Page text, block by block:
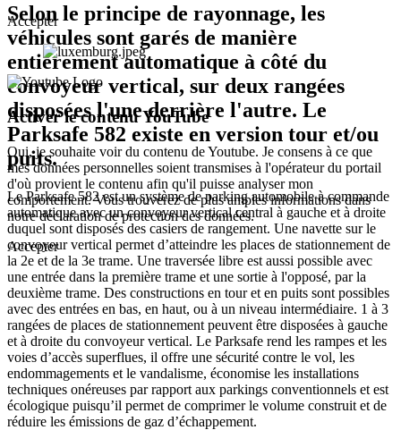
Accepter
Activer le contenu YouTube
Oui, je souhaite voir du contenu de Youtube. Je consens à ce que
mes données personnelles soient transmises à l'opérateur du portail
d'où provient le contenu afin qu'il puisse analyser mon
comportement. Vous trouverez de plus amples informations dans
notre déclaration de protection des données.
Accepter
Selon le principe de rayonnage, les
véhicules sont garés de manière
entièrement automatique à côté du
convoyeur vertical, sur deux rangées
disposées l'une derrière l'autre. Le
Parksafe 582 existe en version tour et/ou
puits.
Le Parksafe 582 est un système de parking automobile à commande
automatique avec un convoyeur vertical central à gauche et à droite
duquel sont disposés des casiers de rangement. Une navette sur le
convoyeur vertical permet d’atteindre les places de stationnement de
la 2e et de la 3e trame. Une traversée libre est aussi possible avec
une entrée dans la première trame et une sortie à l'opposé, par la
deuxième trame. Des constructions en tour et en puits sont possibles
avec des entrées en bas, en haut, ou à un niveau intermédiaire. 1 à 3
rangées de places de stationnement peuvent être disposées à gauche
et à droite du convoyeur vertical. Le Parksafe rend les rampes et les
voies d’accès superflues, il offre une sécurité contre le vol, les
endommagements et le vandalisme, économise les installations
techniques onéreuses par rapport aux parkings conventionnels et est
écologique puisqu’il permet de comprimer le volume construit et de
réduire les émissions de gaz d’échappement.